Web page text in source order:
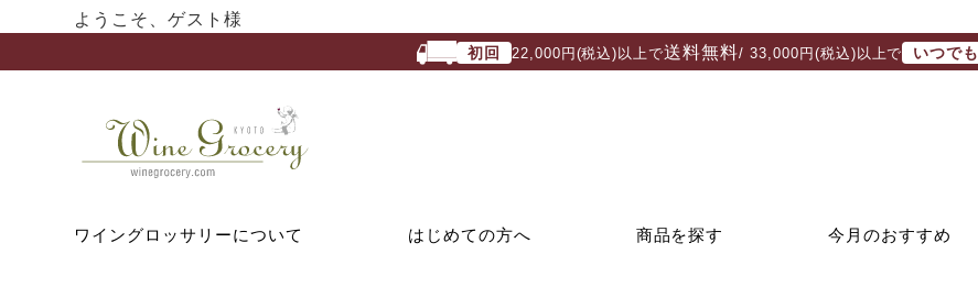
ようこそ、ゲスト様
初回 22,000円(税込)以上で送料無料/ 33,000円(税込)以上で いつでも
ワイングロッサリーについて はじめての方へ 商品を探す 今月のおすすめ